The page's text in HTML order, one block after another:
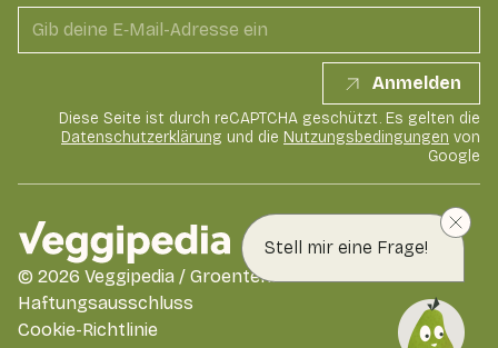
Stell mir eine Frage!
Anmelden
Diese Seite ist durch reCAPTCHA geschützt. Es gelten die
Datenschutzerklärung und die Nutzungsbedingungen von
Google
Haftungsausschluss
Cookie-Richtlinie
© 2026 Veggipedia / GroentenFruit Huis